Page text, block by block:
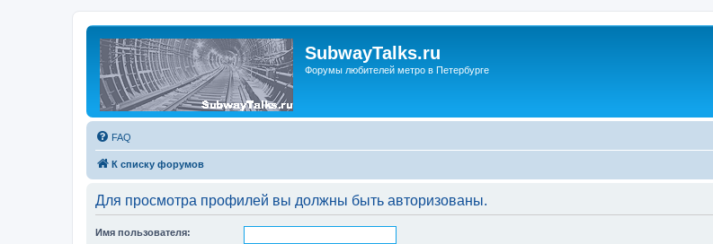
SubwayTalks.ru
Форумы любителей метро в Петербурге
FAQ
К списку форумов
Для просмотра профилей вы должны быть авторизованы.
Имя пользователя: